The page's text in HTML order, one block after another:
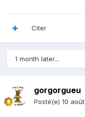
Citer
1 month later...
gorgorgueu
Posté(e) 10